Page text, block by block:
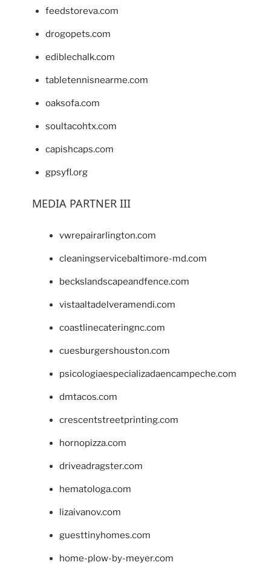
feedstoreva.com
drogopets.com
ediblechalk.com
tabletennisnearme.com
oaksofa.com
soultacohtx.com
capishcaps.com
gpsyfl.org
MEDIA PARTNER III
vwrepairarlington.com
cleaningservicebaltimore-md.com
beckslandscapeandfence.com
vistaaltadelveramendi.com
coastlinecateringnc.com
cuesburgershouston.com
psicologiaespecializadaencampeche.com
dmtacos.com
crescentstreetprinting.com
hornopizza.com
driveadragster.com
hematologa.com
lizaivanov.com
guesttinyhomes.com
home-plow-by-meyer.com